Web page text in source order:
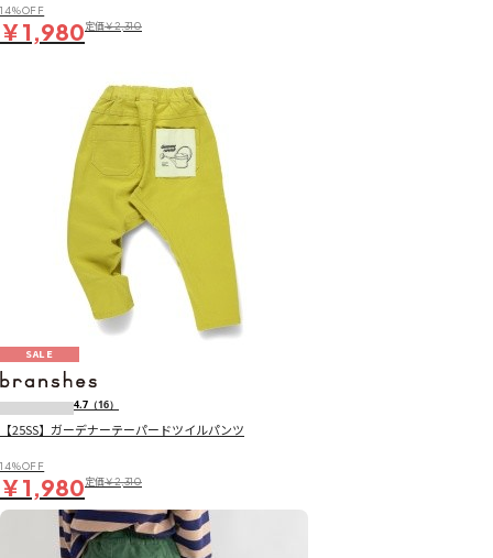
14％OFF
￥1,980定価￥2,310
SALE
4.7 （16）
【25SS】ガーデナーテーパードツイルパンツ
14％OFF
￥1,980定価￥2,310